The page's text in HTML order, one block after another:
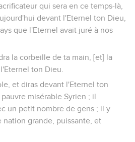
qui sera en ce temps-là,
devant l'Eternel ton Dieu,
que l'Eternel avait juré à nos
la corbeille de ta main, [et] la
ton Dieu.
et diras devant l'Eternel ton
misérable Syrien ; il
un petit nombre de gens ; il y
grande, puissante, et